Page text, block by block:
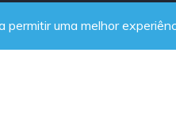
permitir uma melhor